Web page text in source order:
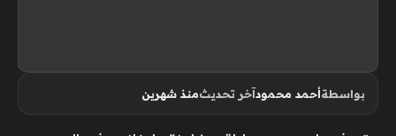
بواسطةأحمد محمودآخر تحديثمنذ شهرين